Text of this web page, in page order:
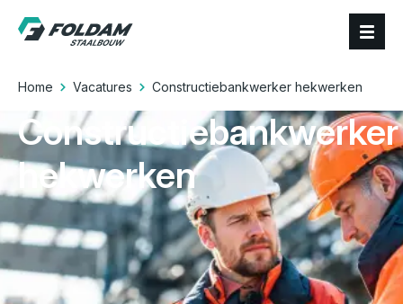
Home Vacatures Constructiebankwerker hekwerken
Constructiebankwerker
hekwerken